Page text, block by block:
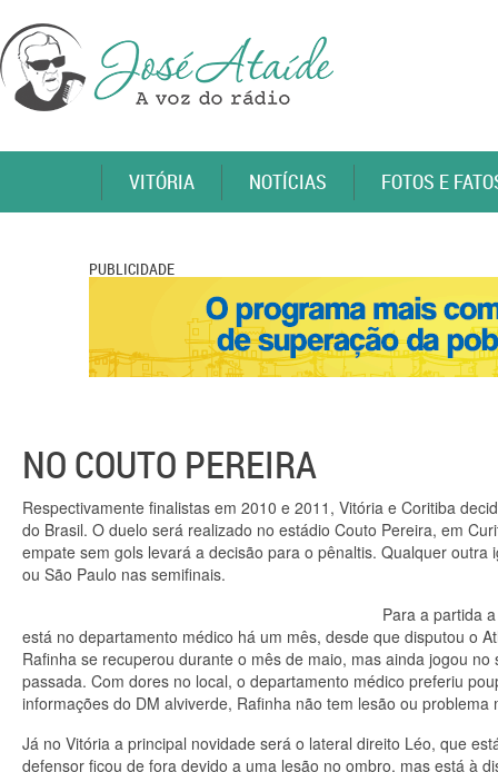
VITÓRIA NOTÍCIAS FOTOS E
PUBLICIDADE
NO COUTO PEREIRA
Respectivamente finalistas em 2010 e 2011, Vitória e Coritiba
do Brasil. O duelo será realizado no estádio Couto Pereira, em
empate sem gols levará a decisão para o pênaltis. Qualquer
ou São Paulo nas semifinais.
Para a partida
está no departamento médico há um mês, desde que disputou o
Rafinha se recuperou durante o mês de maio, mas ainda jogou
passada. Com dores no local, o departamento médico preferiu
informações do DM alviverde, Rafinha não tem lesão ou problema
Já no Vitória a principal novidade será o lateral direito Léo, que
defensor ficou de fora devido a uma lesão no ombro, mas está à